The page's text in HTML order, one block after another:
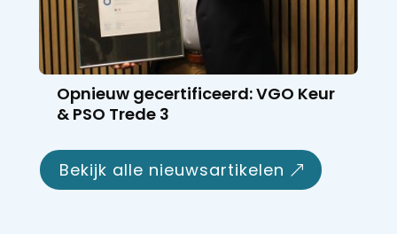
Opnieuw gecertificeerd: VGO Keur
& PSO Trede 3
bekijk alle nieuwsartikelen